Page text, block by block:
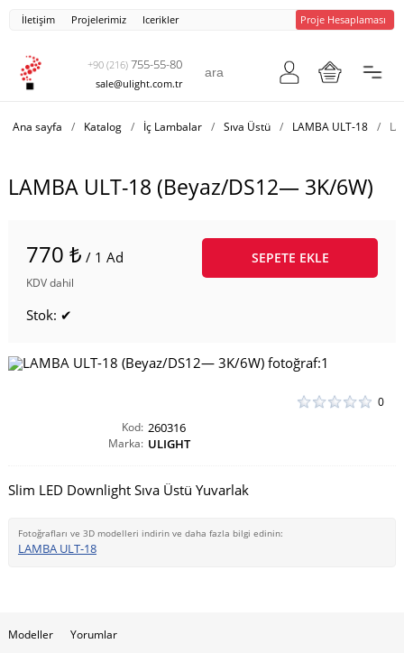
İletişim Projelerimiz Icerikler Proje Hesaplaması
+90 (216) 755-55-80
sale@ulight.com.tr
Ana sayfa / Katalog / İç Lambalar / Sıva Üstü / LAMBA ULT-18 /
LAMBA ULT-18 (Beyaz/DS12— 3K/6W)
770 ₺ / 1 Ad
KDV dahil
SEPETE EKLE
Stok: ✔
0
Kod: 260316
Marka: ULIGHT
Slim LED Downlight Sıva Üstü Yuvarlak
Fotoğrafları ve 3D modelleri indirin ve daha fazla bilgi edinin:
LAMBA ULT-18
Modeller Yorumlar